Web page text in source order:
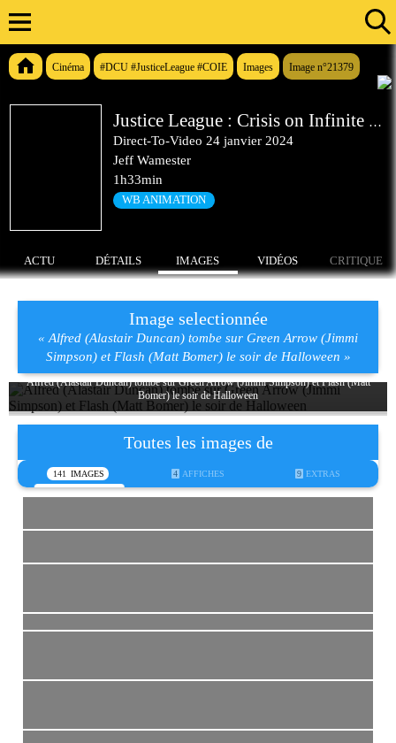
Cinéma #DCU #JusticeLeague #COIE Images Image n°21379
Justice League : Crisis on Infinite Earths Partie 1
Direct-To-Video 24 janvier 2024
Jeff Wamester
1h33min
WB ANIMATION
ACTU DÉTAILS IMAGES VIDÉOS CRITIQUE
Image selectionnée
« Alfred (Alastair Duncan) tombe sur Green Arrow (Jimmi
Simpson) et Flash (Matt Bomer) le soir de Halloween »
Alfred (Alastair Duncan) tombe sur Green Arrow (Jimmi Simpson) et Flash (Matt
Bomer) le soir de Halloween
Toutes les images de
141 IMAGES 4 AFFICHES 9 EXTRAS